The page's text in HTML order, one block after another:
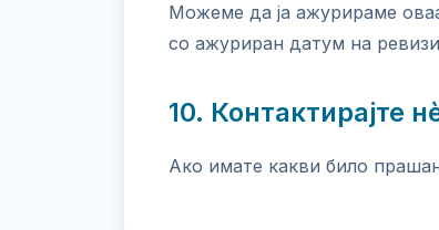
Можеме да ја ажурираме
со ажуриран датум на
10. Контактирајте
Ако имате какви било